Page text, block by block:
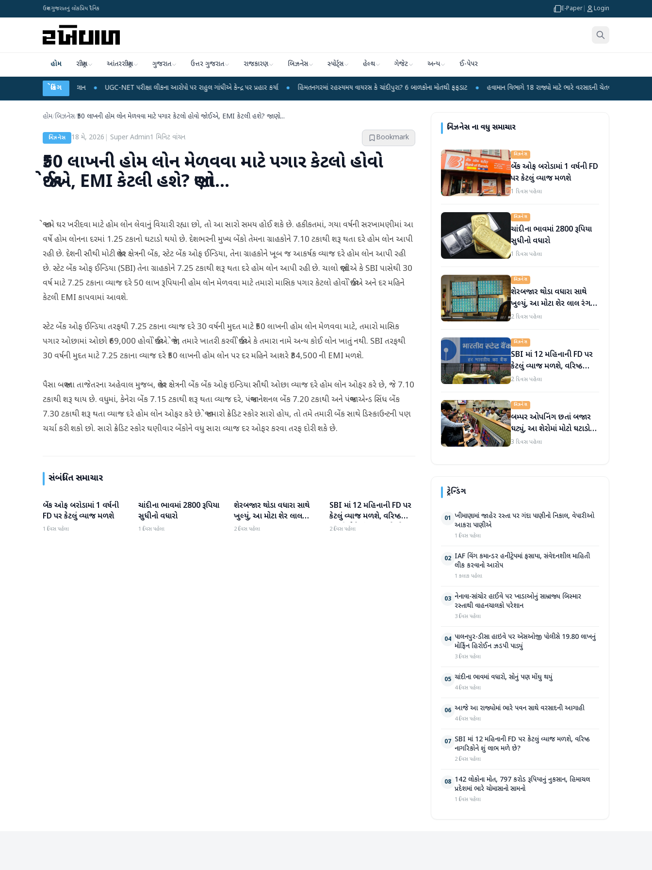
ઉત્તર ગુજરાતનું લોકપ્રિય દૈનિક E-Paper Login
હોમ રાષ્ટ્રીય આંતરરાષ્ટ્રીય ગુજરાત ઉત્તર ગુજરાત રાજકારણ બિઝનેસ સ્પોર્ટ્સ હેલ્થ ગેજેટ અન્ય ઈ-પેપર
બ્રેકિંગ
● UGC-NET પરીક્ષા લીકના આરોપો પર રાહુલ ગાંધીએ કેન્દ્ર પર પ્રહાર કર્યા ● હિંમતનગરમાં રહસ્યમય વાયરસ કે ચાંદીપુરા? 6 બાળકોના મોતથી ફફડાટ ● હવામાન વિભાગે 18 રાજ્યો માટે ભારે વરસાદની ચેતવણી જારી કરી
હોમ/બિઝનેસ/₹50 લાખની હોમ લોન મેળવવા માટે પગાર કેટલો હોવો જોઈએ, EMI કેટલી હશે? જાણો...
બિઝનેસ 18 મે, 2026 Super Admin1 મિનિટ વાંચન Bookmark
₹50 લાખની હોમ લોન મેળવવા માટે પગાર કેટલો હોવો
જોઈએ, EMI કેટલી હશે? જાણો...
જો તમે ઘર ખરીદવા માટે હોમ લોન લેવાનું વિચારી રહ્યા છો, તો આ સારો સમય હોઈ શકે છે. હકીકતમાં, ગયા વર્ષની સરખામણીમાં આ
વર્ષે હોમ લોનના દરમાં 1.25 ટકાનો ઘટાડો થયો છે. દેશભરની મુખ્ય બેંકો તેમના ગ્રાહકોને 7.10 ટકાથી શરૂ થતા દરે હોમ લોન આપી
રહી છે. દેશની સૌથી મોટી જાહેર ક્ષેત્રની બેંક, સ્ટેટ બેંક ઓફ ઈન્ડિયા, તેના ગ્રાહકોને ખૂબ જ આકર્ષક વ્યાજ દરે હોમ લોન આપી રહી
છે. સ્ટેટ બેંક ઓફ ઈન્ડિયા (SBI) તેના ગ્રાહકોને 7.25 ટકાથી શરૂ થતા દરે હોમ લોન આપી રહી છે. ચાલો જાણીએ કે SBI પાસેથી 30
વર્ષ માટે 7.25 ટકાના વ્યાજ દરે 50 લાખ રૂપિયાની હોમ લોન મેળવવા માટે તમારો માસિક પગાર કેટલો હોવો જોઈએ અને દર મહિને
કેટલી EMI કાપવામાં આવશે.
સ્ટેટ બેંક ઓફ ઈન્ડિયા તરફથી 7.25 ટકાના વ્યાજ દરે 30 વર્ષની મુદત માટે ₹50 લાખની હોમ લોન મેળવવા માટે, તમારો માસિક
પગાર ઓછામાં ઓછો ₹69,000 હોવો જોઈએ. જો કે, તમારે ખાતરી કરવી જોઈએ કે તમારા નામે અન્ય કોઈ લોન ખાતું નથી. SBI તરફથી
30 વર્ષની મુદત માટે 7.25 ટકાના વ્યાજ દરે ₹50 લાખની હોમ લોન પર દર મહિને આશરે ₹34,500 ની EMI મળશે.
પૈસા બજારના તાજેતરના અહેવાલ મુજબ, જાહેર ક્ષેત્રની બેંક બેંક ઓફ ઇન્ડિયા સૌથી ઓછા વ્યાજ દરે હોમ લોન ઓફર કરે છે, જે 7.10
ટકાથી શરૂ થાય છે. વધુમાં, કેનેરા બેંક 7.15 ટકાથી શરૂ થતા વ્યાજ દરે, પંજાબ નેશનલ બેંક 7.20 ટકાથી અને પંજાબ એન્ડ સિંધ બેંક
7.30 ટકાથી શરૂ થતા વ્યાજ દરે હોમ લોન ઓફર કરે છે. જો તમારો ક્રેડિટ સ્કોર સારો હોય, તો તમે તમારી બેંક સાથે ડિસ્કાઉન્ટની પણ
ચર્ચા કરી શકો છો. સારો ક્રેડિટ સ્કોર ઘણીવાર બેંકોને વધુ સારા વ્યાજ દર ઓફર કરવા તરફ દોરી શકે છે.
સંબંધિત સમાચાર
બિઝનેસ
બેંક ઓફ બરોડામાં 1 વર્ષની
FD પર કેટલું વ્યાજ મળશે
1 દિવસ પહેલા
બિઝનેસ
ચાંદીના ભાવમાં 2800 રૂપિયા
સુધીનો વધારો
1 દિવસ પહેલા
બિઝનેસ
શેરબજાર થોડા વધારા સાથે
ખુલ્યું, આ મોટા શેર લાલ
રંગમાં ખુલ્યા
2 દિવસ પહેલા
બિઝનેસ
SBI માં 12 મહિનાની FD પર
કેટલું વ્યાજ મળશે, વરિષ્ઠ
નાગરિકોને શું લાભ મળે છે?
2 દિવસ પહેલા
બિઝનેસના વધુ સમાચાર
બિઝનેસ
બેંક ઓફ બરોડામાં 1 વર્ષની FD
પર કેટલું વ્યાજ મળશે
1 દિવસ પહેલા
બિઝનેસ
ચાંદીના ભાવમાં 2800 રૂપિયા
સુધીનો વધારો
1 દિવસ પહેલા
બિઝનેસ
શેરબજાર થોડા વધારા સાથે
ખુલ્યું, આ મોટા શેર લાલ રંગમાં
ખુલ્યા
2 દિવસ પહેલા
બિઝનેસ
SBI માં 12 મહિનાની FD પર
કેટલું વ્યાજ મળશે, વરિષ્ઠ
નાગરિકોને શું લાભ મળે છે?
2 દિવસ પહેલા
બિઝનેસ
બમ્પર ઓપનિંગ છતાં બજાર
ઘટ્યું, આ શેરોમાં મોટો ઘટાડો
જોવા મળ્યો
3 દિવસ પહેલા
ટ્રેન્ડિંગ
01 ખીમાણામાં જાહેર રસ્તા પર ગંદા પાણીનો નિકાલ, વેપારીઓ
આકરા પાણીએ
1 દિવસ પહેલા
02 IAF વિંગ કમાન્ડર હનીટ્રેપમાં ફસાયા, સંવેદનશીલ માહિતી
લીક કરવાનો આરોપ
1 કલાક પહેલા
03 નેનાવા-સાંચોર હાઈવે પર ખાડાઓનું સામ્રાજ્ય બિસ્માર
રસ્તાથી વાહનચાલકો પરેશાન
3 દિવસ પહેલા
04 પાલનપુર-ડીસા હાઇવે પર એસઓજી પોલીસે 19.80 લાખનું
મોર્ફિન હિરોઈન ઝડપી પાડ્યું
3 દિવસ પહેલા
05 ચાંદીના ભાવમાં વધારો, સોનું પણ મોંઘુ થયું
4 દિવસ પહેલા
06 આજે આ રાજ્યોમાં ભારે પવન સાથે વરસાદની આગાહી
4 દિવસ પહેલા
07 SBI માં 12 મહિનાની FD પર કેટલું વ્યાજ મળશે, વરિષ્ઠ
નાગરિકોને શું લાભ મળે છે?
2 દિવસ પહેલા
08 142 લોકોના મોત, 797 કરોડ રૂપિયાનું નુકસાન, હિમાચલ
પ્રદેશમાં ભારે ચોમાસાનો સામનો
1 દિવસ પહેલા